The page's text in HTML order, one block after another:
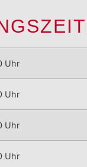
Uhr
Uhr
Uhr
Uhr